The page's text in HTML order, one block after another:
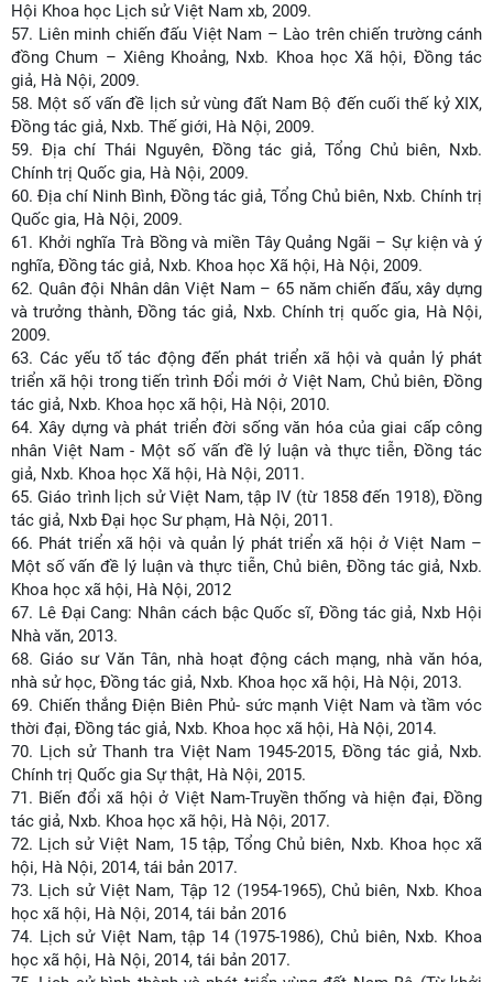
Hội Khoa học Lịch sử Việt Nam xb, 2009.
57. Liên minh chiến đấu Việt Nam – Lào trên chiến trường cánh
đồng Chum – Xiêng Khoảng, Nxb. Khoa học Xã hội, Đồng tác
giả, Hà Nội, 2009.
58. Một số vấn đề lịch sử vùng đất Nam Bộ đến cuối thế kỷ XIX,
Đồng tác giả, Nxb. Thế giới, Hà Nội, 2009.
59. Địa chí Thái Nguyên, Đồng tác giả, Tổng Chủ biên, Nxb.
Chính trị Quốc gia, Hà Nội, 2009.
60. Địa chí Ninh Bình, Đồng tác giả, Tổng Chủ biên, Nxb. Chính trị
Quốc gia, Hà Nội, 2009.
61. Khởi nghĩa Trà Bồng và miền Tây Quảng Ngãi – Sự kiện và ý
nghĩa, Đồng tác giả, Nxb. Khoa học Xã hội, Hà Nội, 2009.
62. Quân đội Nhân dân Việt Nam – 65 năm chiến đấu, xây dựng
và trưởng thành, Đồng tác giả, Nxb. Chính trị quốc gia, Hà Nội,
2009.
63. Các yếu tố tác động đến phát triển xã hội và quản lý phát
triển xã hội trong tiến trình Đổi mới ở Việt Nam, Chủ biên, Đồng
tác giả, Nxb. Khoa học xã hội, Hà Nội, 2010.
64. Xây dựng và phát triển đời sống văn hóa của giai cấp công
nhân Việt Nam - Một số vấn đề lý luận và thực tiễn, Đồng tác
giả, Nxb. Khoa học Xã hội, Hà Nội, 2011.
65. Giáo trình lịch sử Việt Nam, tập IV (từ 1858 đến 1918), Đồng
tác giả, Nxb Đại học Sư phạm, Hà Nội, 2011.
66. Phát triển xã hội và quản lý phát triển xã hội ở Việt Nam –
Một số vấn đề lý luận và thực tiễn, Chủ biên, Đồng tác giả, Nxb.
Khoa học xã hội, Hà Nội, 2012
67. Lê Đại Cang: Nhân cách bậc Quốc sĩ, Đồng tác giả, Nxb Hội
Nhà văn, 2013.
68. Giáo sư Văn Tân, nhà hoạt động cách mạng, nhà văn hóa,
nhà sử học, Đồng tác giả, Nxb. Khoa học xã hội, Hà Nội, 2013.
69. Chiến thắng Điện Biên Phủ- sức mạnh Việt Nam và tầm vóc
thời đại, Đồng tác giả, Nxb. Khoa học xã hội, Hà Nội, 2014.
70. Lịch sử Thanh tra Việt Nam 1945-2015, Đồng tác giả, Nxb.
Chính trị Quốc gia Sự thật, Hà Nội, 2015.
71. Biến đổi xã hội ở Việt Nam-Truyền thống và hiện đại, Đồng
tác giả, Nxb. Khoa học xã hội, Hà Nội, 2017.
72. Lịch sử Việt Nam, 15 tập, Tổng Chủ biên, Nxb. Khoa học xã
hội, Hà Nội, 2014, tái bản 2017.
73. Lịch sử Việt Nam, Tập 12 (1954-1965), Chủ biên, Nxb. Khoa
học xã hội, Hà Nội, 2014, tái bản 2016
74. Lịch sử Việt Nam, tập 14 (1975-1986), Chủ biên, Nxb. Khoa
học xã hội, Hà Nội, 2014, tái bản 2017.